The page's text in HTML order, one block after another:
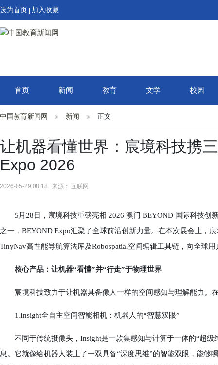
设为首页 加入收藏
首页 新闻 教育 文学 校园
中国教育新闻网 新闻 正文
让机器看懂世界：宸境科技携
Expo 2026
2026-05-29 08:18 来源： 互联网
5月28日，宸境科技重磅亮相 2026 澳门 BEYOND 国际科技创
之一，BEYOND Expo汇聚了全球前沿创新力量。在本次展会上
TinyNav高性能导航算法库及Robospatial空间编辑工具链，向全球
核心产品：让机器“看懂”并“行走”于物理世界
宸境科技致力于让机器具备像人一样的空间感知与理解能力。
1.Insight全自主空间智能相机：机器人的“智慧双眼”
不同于传统摄像头，Insight是一款集感知与计算于一体的“超级
息。它就像给机器人装上了一双具备“深度思维”的智能双眼，能